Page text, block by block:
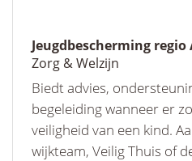
Jeugdbescherming
Zorg & Welzijn
Biedt advies,
begeleiding wanneer er
veiligheid van een kind.
wijkteam, Veilig Thuis of